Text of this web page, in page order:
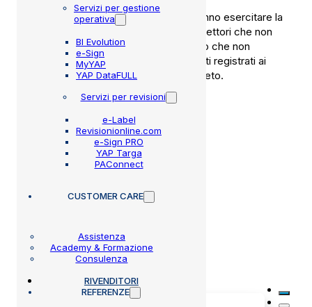
Servizi per gestione
operativa
BI Evolution
e-Sign
MyYAP
YAP DataFULL
Servizi per revisioni
e-Label
Revisionionline.com
e-Sign PRO
YAP Targa
PAConnect
CUSTOMER CARE
Assistenza
Academy & Formazione
Consulenza
RIVENDITORI
REFERENZE
3) dal 2 gennaio 2026 quindi non potranno esercitare la
funzione di ispettore autorizzato gli ispettori che non
risulteranno iscritti al RUI ovvero coloro che non
avranno provveduto ad aggiornare i dati registrati ai
sensi dell’articolo 12 del suddetto decreto.
SCARICA LA CIRCOLARE
Agosto 1, 2025
Altre circolari